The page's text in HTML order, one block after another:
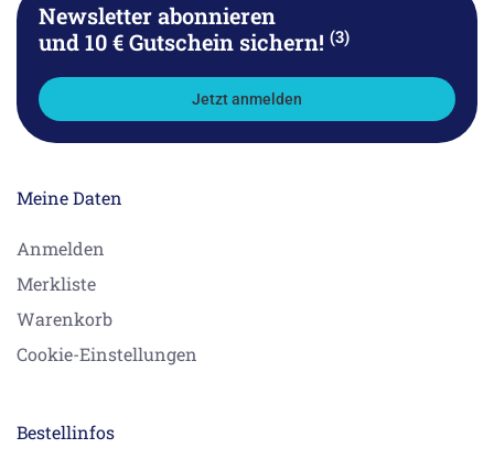
Newsletter abonnieren
und 10 € Gutschein sichern! (3)
Jetzt anmelden
Meine Daten
Anmelden
Merkliste
Warenkorb
Cookie-Einstellungen
Bestellinfos